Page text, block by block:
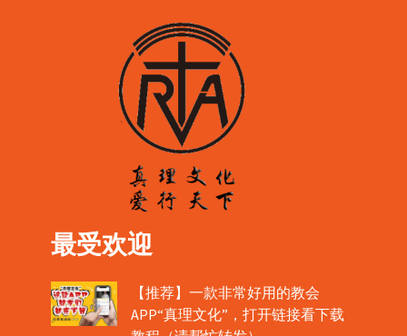
最受欢迎
【推荐】一款非常好用的教会
APP“真理文化”，打开链接看下载